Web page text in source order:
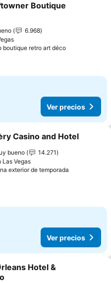
a favoritos
Boutique
6.968
boutique retro art décoVer precios
Ver precios
a favoritos
Casino and Hotel
bueno
14.271
Las Vegas
exterior de temporada
Ver precios
a favoritos
Hotel &